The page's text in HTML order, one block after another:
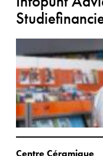
Centre Céramique